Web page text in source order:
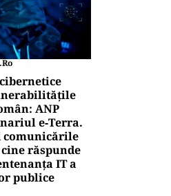
ANP
e‑Terra.
comunicările
răspunde
IT a
publice